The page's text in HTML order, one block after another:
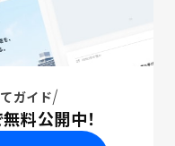
ガイド
料公開中！